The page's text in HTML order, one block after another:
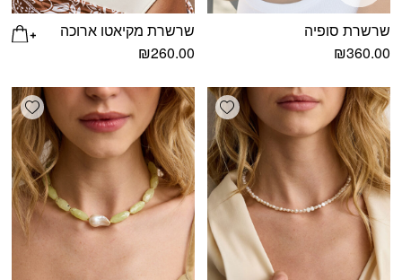
שרשרת סופיה
₪360.00
שרשרת מקיאטו ארוכה
₪260.00
Add wishlist